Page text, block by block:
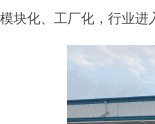
模块化、工厂化，行业进